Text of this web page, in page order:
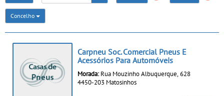
Concelho
Carpneu Soc. Comercial Pneus E
Acessórios Para Automóveis
Morada: Rua Mouzinho Albuquerque, 628
4450-203 Matosinhos